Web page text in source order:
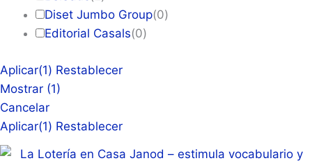
Diset Jumbo Group(0)
Editorial Casals(0)
Aplicar(1) Restablecer
Mostrar (1)
Cancelar
Aplicar(1) Restablecer